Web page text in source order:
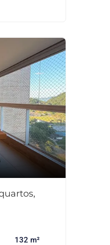
132 m²